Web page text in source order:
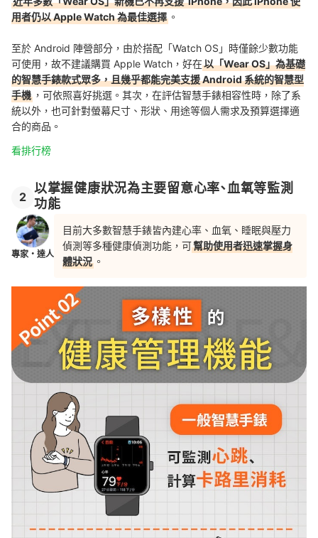
用者仍以 Apple Watch 為最佳選擇 。
至於 Android 陣營部分，由於搭配「Watch OS」時僅餘少數功能
可使用，故不建議購買 Apple Watch，好在以「Wear OS」為基礎
的智慧手錶款式眾多，且幾乎都能完美支援 Android 系統的智慧型
手機 ，可依照喜好挑選。其次，在評估智慧手錶相容性時，除了系
統以外，也可針對螢幕尺寸、形狀、用途等個人需求及預算選擇適
合的商品。
看排行榜
2
以掌握健康狀況為主要留意心率、血氧等監測
功能
專家・達人
目前大多數智慧手錶皆內建心率、血氧、睡眠與壓力
偵測等多種健康偵測功能，可幫助使用者迅速掌握身
體狀況 。